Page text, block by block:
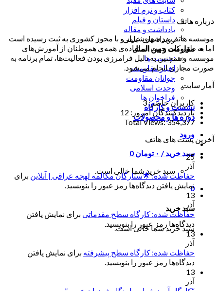
کتاب و نرم افزار
داستان و فیلم
یادداشت و مقاله
رویداد های علمی
مقاومت و بین الملل
نشست ها
اخبار مقاومت
جوانان مقاومت
وحدت اسلامی
فراخوان ها
نشست و کارگاه
دوره ها و محصولات
ورود
سبد خرید / ۰ تومان 0
سبد خرید شما خالی است.
0
سبد خرید
سبد خرید شما خالی است.
درباره هاتف
موسسه هاتف در شهر شیراز و با مجوز کشوری به ثبت رسیده است
اما به طور کلی جهت استفاده‌ی همه‌ی هموطنان از آموزش‌های
موسسه و همچنین به دلیل فرامرزی بودن فعالیت‌ها، تمام برنامه به
صورت مجازی انجام می‌شود.
آمار سایت
کاربران حاضر:3
بازدیدکنندگان امروز: 12
Total Views:354,377
آخرین پست های هاتف
25
آذر
حفاظت شده: 🌟ستارگان مکالمه لهجه عراقی | آنلاین برای
نمایش یافتن دیدگاه‌ها رمز عبور را بنویسید.
13
آذر
حفاظت شده: کارگاه سطح مقدماتی برای نمایش یافتن
دیدگاه‌ها رمز عبور را بنویسید.
13
آذر
حفاظت شده: کارگاه سطح پیشرفته برای نمایش یافتن
دیدگاه‌ها رمز عبور را بنویسید.
13
آذر